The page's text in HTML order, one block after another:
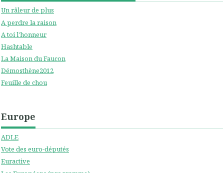
Un râleur de plus
A perdre la raison
A toi l'honneur
Hashtable
La Maison du Faucon
Démosthène2012
Feuille de chou
Europe
ADLE
Vote des euro-députés
Euractive